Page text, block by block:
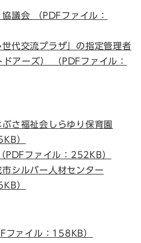
議会 （PDFファイル：
代交流プラザ」の指定管理者
ドアーズ） （PDFファイル：
さ福祉会しらゆり保育園
）
PDFファイル：252KB）
シルバー人材センター
）
ファイル：158KB）